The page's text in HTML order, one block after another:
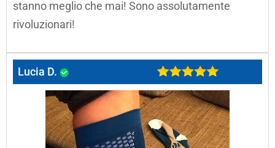
stanno meglio che mai! Sono assolutamente
rivoluzionari!
Lucia D.